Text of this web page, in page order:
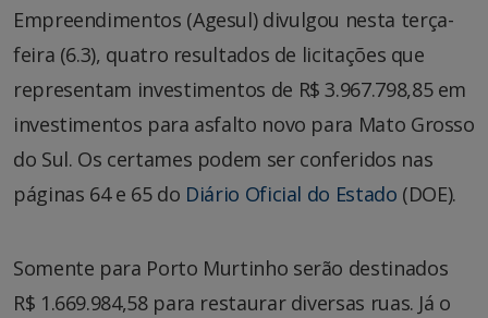
Empreendimentos (Agesul) divulgou nesta terça-
feira (6.3), quatro resultados de licitações que
representam investimentos de R$ 3.967.798,85 em
investimentos para asfalto novo para Mato Grosso
do Sul. Os certames podem ser conferidos nas
páginas 64 e 65 do Diário Oficial do Estado (DOE).
Somente para Porto Murtinho serão destinados
R$ 1.669.984,58 para restaurar diversas ruas. Já o